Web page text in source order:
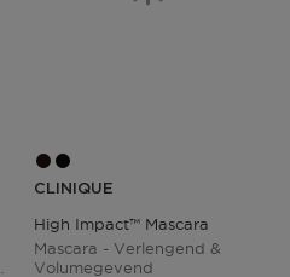
CLINIQUE
High Impact™ Mascara
Mascara - Verlengend &
Volumegevend